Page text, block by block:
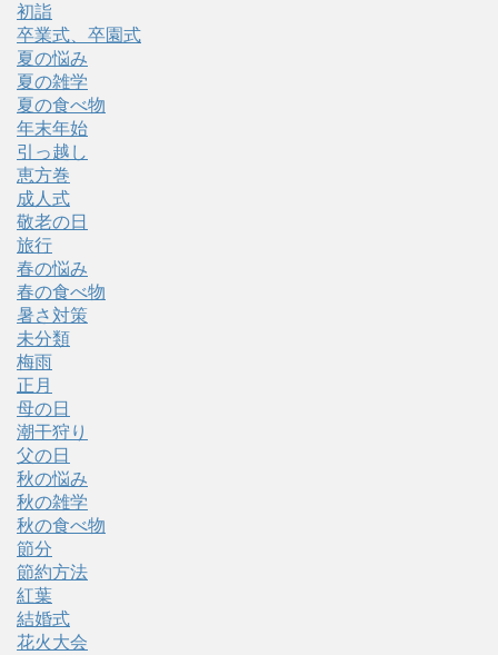
初詣
卒業式、卒園式
夏の悩み
夏の雑学
夏の食べ物
年末年始
引っ越し
恵方巻
成人式
敬老の日
旅行
春の悩み
春の食べ物
暑さ対策
未分類
梅雨
正月
母の日
潮干狩り
父の日
秋の悩み
秋の雑学
秋の食べ物
節分
節約方法
紅葉
結婚式
花火大会